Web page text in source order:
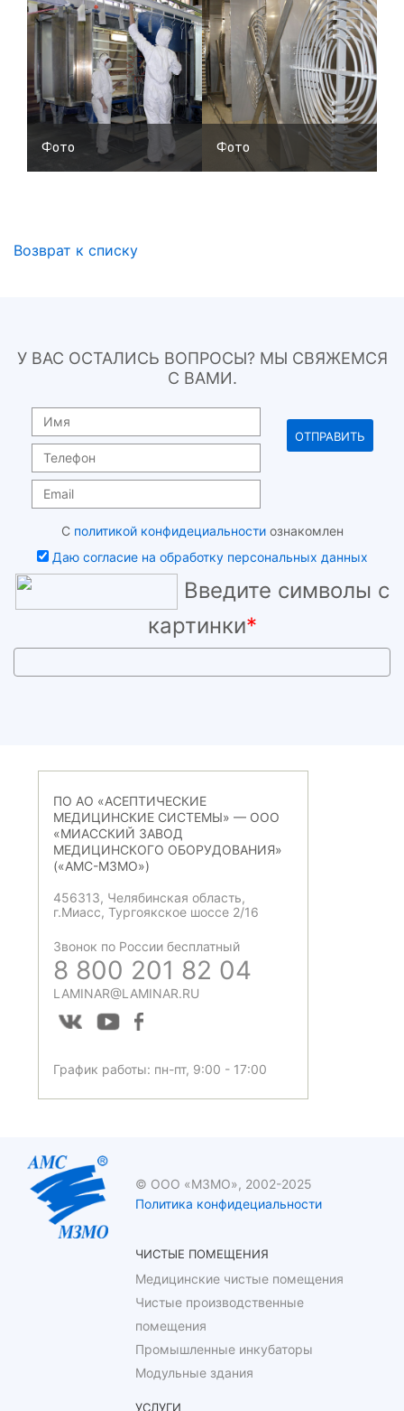
Фото Фото
Возврат к списку
У ВАС ОСТАЛИСЬ ВОПРОСЫ? МЫ СВЯЖЕМСЯ
С ВАМИ.
С политикой конфидециальностиознакомлен
Даю согласие на обработку персональных данных
Введите символы с
картинки*
ПО АО «АСЕПТИЧЕСКИЕ
МЕДИЦИНСКИЕ СИСТЕМЫ» — ООО
«МИАССКИЙ ЗАВОД
МЕДИЦИНСКОГО ОБОРУДОВАНИЯ»
(«АМС-МЗМО»)
456313, Челябинская область,
г.Миасс, Тургоякское шоссе 2/16
Звонок по России бесплатный
8 800 201 82 04
LAMINAR@LAMINAR.RU
График работы: пн-пт, 9:00 - 17:00
© ООО «МЗМО», 2002-2025
Политика конфидециальности
ЧИСТЫЕ ПОМЕЩЕНИЯ
Медицинские чистые помещения
Чистые производственные
помещения
Промышленные инкубаторы
Модульные здания
УСЛУГИ